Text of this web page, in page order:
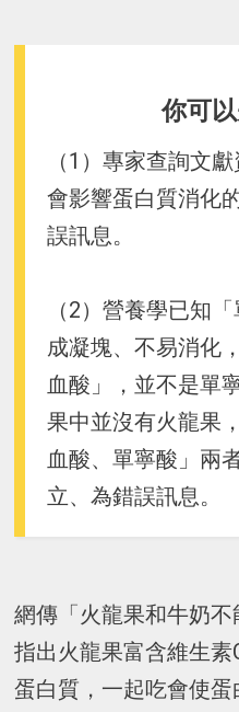
你可
（1）專家查詢文
會影響蛋白質消化
誤訊息。
（2）營養學已知
成凝塊、不易消化
血酸」，並不是單
果中並沒有火龍果
血酸、單寧酸」兩
立、為錯誤訊息。
網傳「火龍果和牛奶
指出火龍果富含維生
蛋白質，一起吃會使